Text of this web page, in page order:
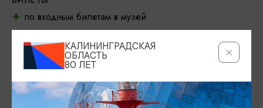
по входным билетам в музей
ОФИЦИАЛЬНЫЙ САЙТ
https://koihm.ru/
ВКОНТАКТЕ
https://vk.com/koihm
КАЛИНИНГРАДСКАЯ
ОБЛАСТЬ
80 ЛЕТ